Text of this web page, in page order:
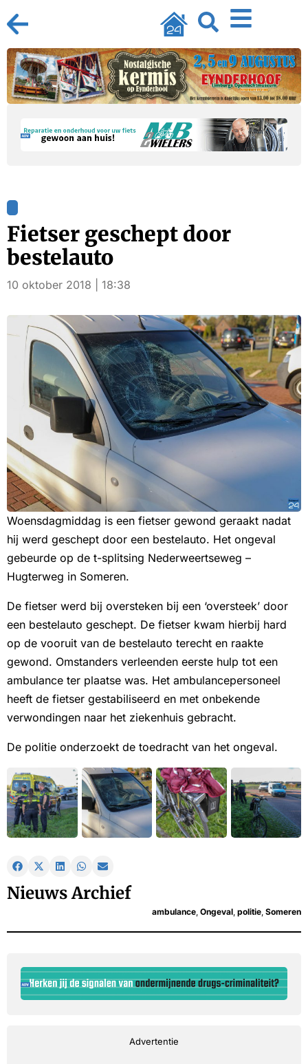
Fietser geschept door
bestelauto
10 oktober 2018 | 18:38
Woensdagmiddag is een fietser gewond geraakt nadat
hij werd geschept door een bestelauto. Het ongeval
gebeurde op de t-splitsing Nederweertseweg –
Hugterweg in Someren.
De fietser werd bij oversteken bij een ‘oversteek’ door
een bestelauto geschept. De fietser kwam hierbij hard
op de vooruit van de bestelauto terecht en raakte
gewond. Omstanders verleenden eerste hulp tot een
ambulance ter plaatse was. Het ambulancepersoneel
heeft de fietser gestabiliseerd en met onbekende
verwondingen naar het ziekenhuis gebracht.
De politie onderzoekt de toedracht van het ongeval.
Nieuws Archief
ambulance, Ongeval, politie, Someren
Advertentie